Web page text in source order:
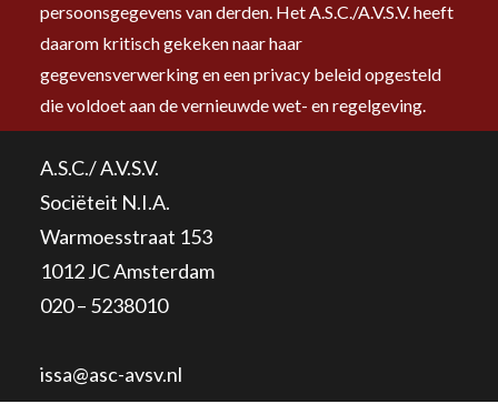
persoonsgegevens van derden. Het A.S.C./A.V.S.V. heeft
daarom kritisch gekeken naar haar
gegevensverwerking en een privacy beleid opgesteld
die voldoet aan de vernieuwde wet- en regelgeving.
A.S.C./ A.V.S.V.
Sociëteit N.I.A.
Warmoesstraat 153
1012 JC Amsterdam
020 – 5238010
issa@asc-avsv.nl